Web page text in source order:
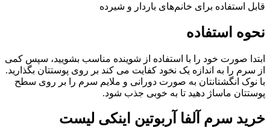
قابل استفاده برای خانم‌های باردار و شیرده
نحوه استفاده
ابتدا صورت خود را با استفاده از شوینده مناسب بشویید، سپس کمی
از سرم را به اندازه یک نخود کفایت می کند بر روی پوستتان بگذارید.
با نوک انگشتانتان به صورت دورانی و ملایم سرم را بر روی سطح
پوستتان ماساژ دهید تا به خوبی جذب شود.
خرید سرم آلفا آربوتین اینکی لیست